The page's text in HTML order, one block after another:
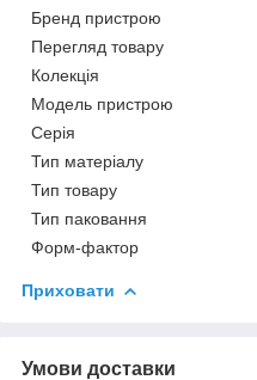
Бренд пристрою
Перегляд товару
Колекція
Модель пристрою
Серія
Тип матеріалу
Тип товару
Тип паковання
Форм-фактор
Приховати
Умови доставки